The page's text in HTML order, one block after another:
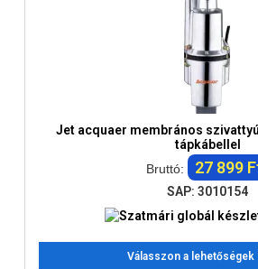
Jet acquaer membrános
tápkábellel
Bruttó:
27 899
SAP: 3010154
Válasszon a lehetőségek